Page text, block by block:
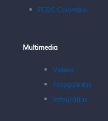
FCDS Colombia
Multimedia
Videos
Fotogalerías
Infografías